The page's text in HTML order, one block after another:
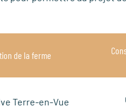
de la ferme
Terre-en-Vue